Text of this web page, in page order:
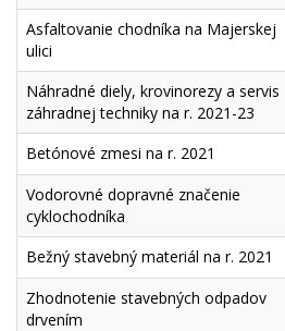
Asfaltovanie chodníka na Majerskej
ulici
Náhradné diely, krovinorezy a servis
záhradnej techniky na r. 2021-23
Betónové zmesi na r. 2021
Vodorovné dopravné značenie
cyklochodníka
Bežný stavebný materiál na r. 2021
Zhodnotenie stavebných odpadov
drvením